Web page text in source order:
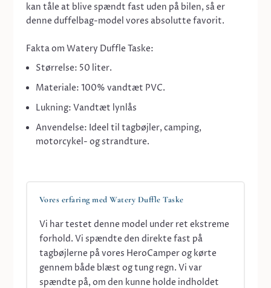
kan tåle at blive spændt fast uden på bilen, så er
denne duffelbag-model vores absolutte favorit.
Fakta om Watery Duffle Taske:
Størrelse: 50 liter.
Materiale: 100% vandtæt PVC.
Lukning: Vandtæt lynlås
Anvendelse: Ideel til tagbøjler, camping,
motorcykel- og strandture.
Vores erfaring med Watery Duffle Taske
Vi har testet denne model under ret ekstreme
forhold. Vi spændte den direkte fast på
tagbøjlerne på vores HeroCamper og kørte
gennem både blæst og tung regn. Vi var
spændte på, om den kunne holde indholdet